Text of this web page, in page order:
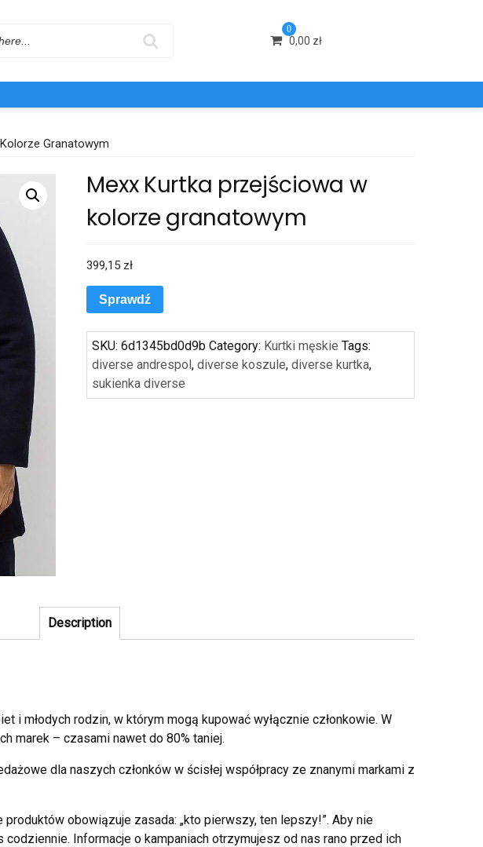
0
0,00 zł
Granatowym
Mexx Kurtka przejściowa w
kolorze granatowym
399,15 zł
Sprawdź
SKU:6d1345bd0d9b Category: Kurtki męskie Tags:
diverse andrespol,diverse koszule,diverse kurtka,
sukienka diverse
Description
i młodych rodzin, w którym mogą kupować wyłącznie członkowie. W
marek – czasami nawet do 80% taniej.
dla naszych członków w ścisłej współpracy ze znanymi markami z
obowiązuje zasada: „kto pierwszy, ten lepszy!”. Aby nie
Informacje o kampaniach otrzymujesz od nas rano przed ich